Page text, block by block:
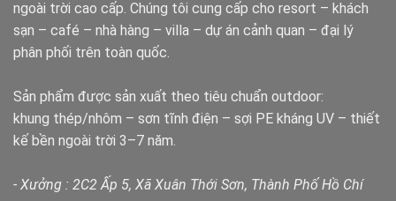
ngoài trời cao cấp. Chúng tôi cung cấp cho resort – khách
sạn – café – nhà hàng – villa – dự án cảnh quan – đại lý
phân phối trên toàn quốc.
Sản phẩm được sản xuất theo tiêu chuẩn outdoor:
khung thép/nhôm – sơn tĩnh điện – sợi PE kháng UV – thiết
kế bền ngoài trời 3–7 năm.
- Xưởng : 2C2 Ấp 5, Xã Xuân Thới Sơn, Thành Phố Hồ Chí